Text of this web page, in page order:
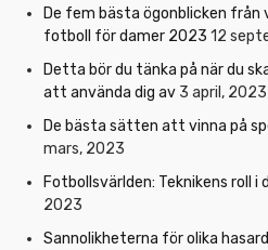
De fem bästa ögonblicken
fotboll för damer 2023 12
Detta bör du tänka på när du
att använda dig av 3 april, 2023
De bästa sätten att vinna på
mars, 2023
Fotbollsvärlden: Teknikens roll i
2023
Sannolikheterna för olika